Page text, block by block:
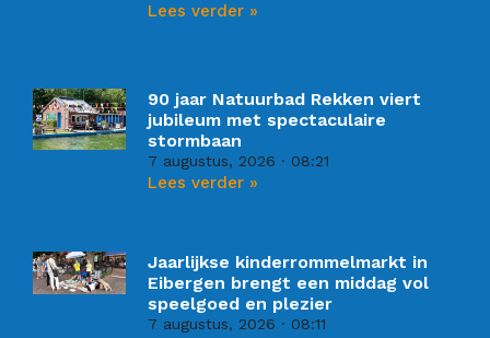
Lees verder »
90 jaar Natuurbad Rekken viert
jubileum met spectaculaire
stormbaan
7 augustus, 2026 08:21
Lees verder »
Jaarlijkse kinderrommelmarkt in
Eibergen brengt een middag vol
speelgoed en plezier
7 augustus, 2026 08:11